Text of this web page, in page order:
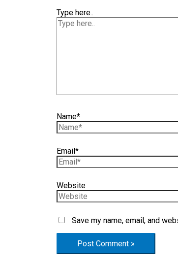
Type here..
Name*
Email*
Website
Save my name, email, and